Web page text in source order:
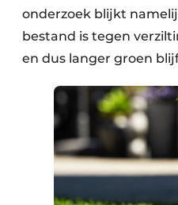
onderzoek blijkt
bestand is tegen
en dus langer groen